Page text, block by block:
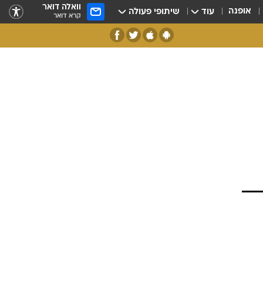
אופנה עוד שיתופי פעולה וואלה דואר
קרא דואר